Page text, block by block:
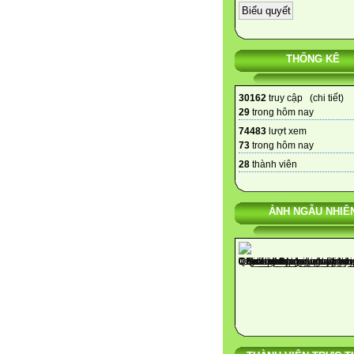
THỐNG KÊ
30162 truy cập (chi tiết)
29 trong hôm nay
74483 lượt xem
73 trong hôm nay
28 thành viên
ẢNH NGẪU